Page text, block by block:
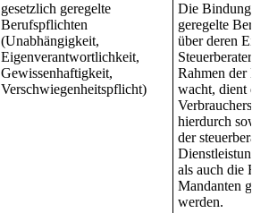
gesetzlich geregelte
Berufspflichten
(Unabhängigkeit,
Eigenverantwortlichkeit,
Gewissenhaftigkeit,
Verschwiegenheitspflicht)
Die Bindung
geregelte
über deren
Rahmen der
wacht, dient
hierdurch
der
Dienstleistung
als auch die
Mandanten
werden.